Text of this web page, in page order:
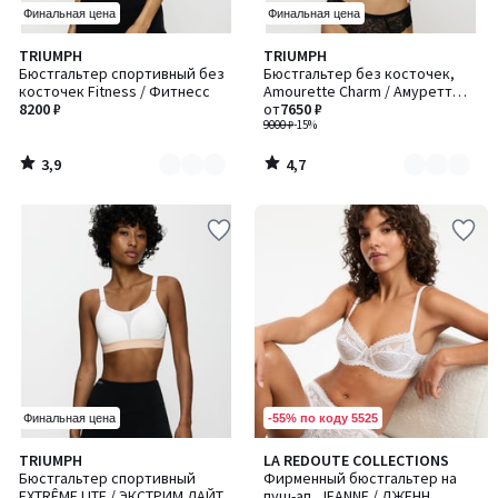
Финальная цена
TRIUMPH
Бюстгальтер спортивный без
косточек Fitness / Фитнесс
8200 ₽
3,9
/ 5
Количество
цветов:
2
3,9
/
Финальная цена
TRIUMPH
Бюстгальтер без косточек,
Amourette Charm / Амуретт
Шарм
9000 ₽-15%
от7650 ₽
4,7
/ 5
Количество
цветов:
2
4,7
/
Финальная цена
TRIUMPH
Бюстгальтер спортивный
4,6
/ 5
Количество
цветов:
-55% по коду 5525
LA REDOUTE COLLECTIONS
Фирменный бюстгальтер на
4,4
/ 5
Количество
цветов: